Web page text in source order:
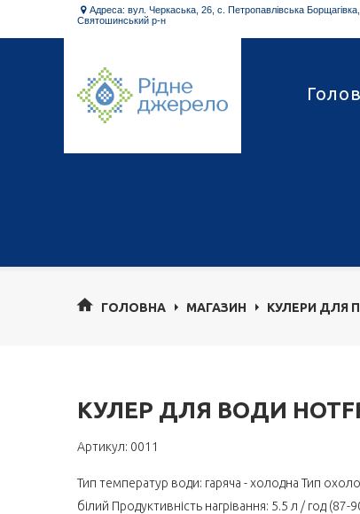
 Адреса: вул. Черкаська, 26, с. Петропавлівська
Святошинський р-н
ГОЛОВНА МАГАЗИН КУЛЕРИ ДЛЯ
КУЛЕР ДЛЯ ВОДИ
Артикул: 0011
Тип температур води: гаряча - холодна Тип
білий Продуктивність нагрівання: 5.5 л / год